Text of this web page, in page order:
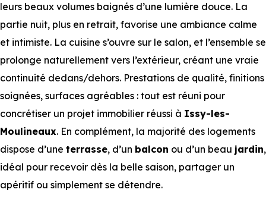
leurs beaux volumes baignés d’une lumière douce. La
partie nuit, plus en retrait, favorise une ambiance calme
et intimiste. La cuisine s’ouvre sur le salon, et l’ensemble se
prolonge naturellement vers l’extérieur, créant une vraie
continuité dedans/dehors. Prestations de qualité, finitions
soignées, surfaces agréables : tout est réuni pour
concrétiser un projet immobilier réussi à Issy-les-
Moulineaux. En complément, la majorité des logements
dispose d’une terrasse, d’un balcon ou d’un beau jardin,
idéal pour recevoir dès la belle saison, partager un
apéritif ou simplement se détendre.